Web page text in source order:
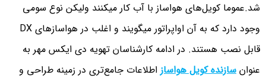
شد.عموما کویل‌های هواساز با آب کار میکنند ولیکن نوع سومی
وجود دارد که به آن اواپراتور میگویند و اغلب در هواسازهای DX
قابل نصب هستند. در ادامه کارشناسان تهویه دی ایکس مهر به
عنوان سازنده کویل هواسازاطلاعات جامع‌تری در زمینه طراحی و